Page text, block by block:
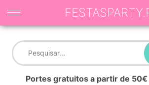
Portes gratuitos a partir de 50€